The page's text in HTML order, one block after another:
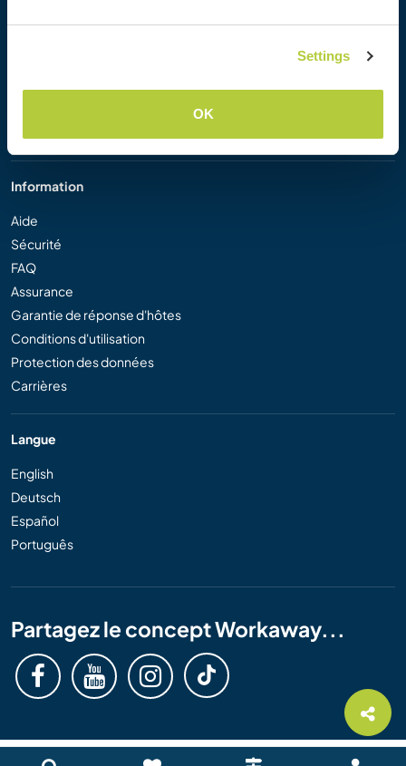
Settings
OK
Information
Aide
Sécurité
FAQ
Assurance
Garantie de réponse d'hôtes
Conditions d'utilisation
Protection des données
Carrières
Langue
English
Deutsch
Español
Português
Partagez le concept Workaway...